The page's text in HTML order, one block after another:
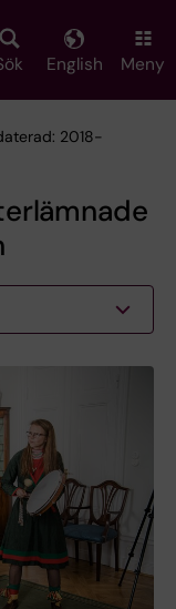
English Meny
2018-